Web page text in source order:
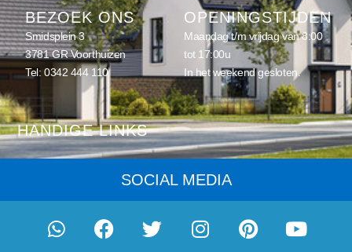
BEZOEK ONS
Smidsplein 3
3781 GR Voorthuizen
Tel:0342 444 110
OPENINGSTIJDEN
Maandag t/m vrijdag van 8:00
tot 17:00u
In het weekend gesloten.
HANDIGE LINKS
Schilderwerk
Onderhoud
SOCIAL MEDIA